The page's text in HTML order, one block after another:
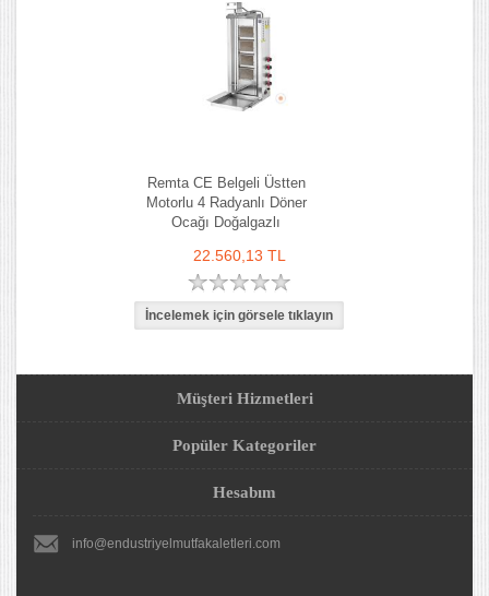
Remta CE Belgeli Üstten
Motorlu 4 Radyanlı Döner
Ocağı Doğalgazlı
22.560,13 TL
Müşteri Hizmetleri
Popüler Kategoriler
Hesabım
info@endustriyelmutfakaletleri.com